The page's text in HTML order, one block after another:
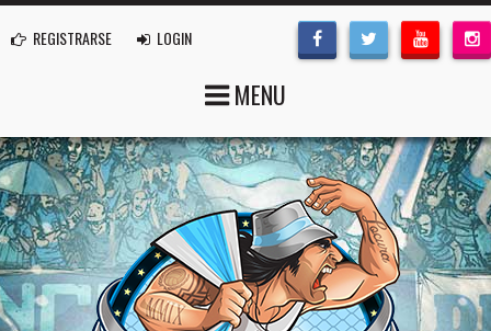
REGISTRARSE LOGIN
MENU